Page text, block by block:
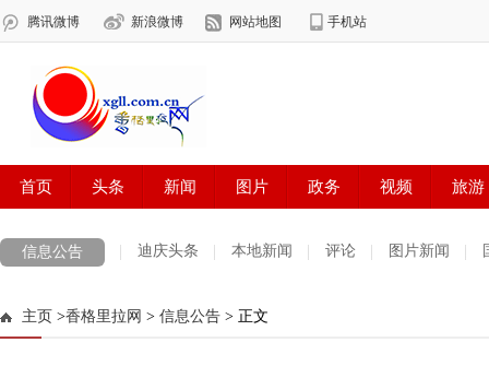
信息公告 迪庆头条 本地新闻 评论 图片新闻
主页 >香格里拉网 > 信息公告 > 正文